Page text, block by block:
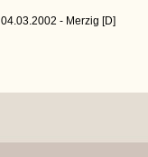
04.03.2002 - Merzig [D]